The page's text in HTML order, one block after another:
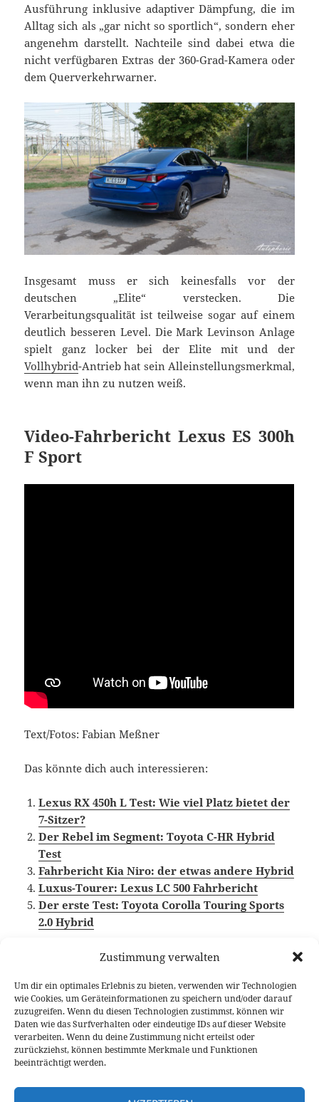
Zustimmung verwalten
Um dir ein optimales Erlebnis zu bieten, verwenden wir Technologien
wie Cookies, um Geräteinformationen zu speichern und/oder darauf
zuzugreifen. Wenn du diesen Technologien zustimmst, können wir
Daten wie das Surfverhalten oder eindeutige IDs auf dieser Website
verarbeiten. Wenn du deine Zustimmung nicht erteilst oder
zurückziehst, können bestimmte Merkmale und Funktionen
beeinträchtigt werden.
Ausführung inklusive adaptiver Dämpfung, die im
Alltag sich als „gar nicht so sportlich“, sondern eher
angenehm darstellt. Nachteile sind dabei etwa die
nicht verfügbaren Extras der 360-Grad-Kamera oder
dem Querverkehrwarner.
Insgesamt muss er sich keinesfalls vor der
deutschen „Elite“ verstecken. Die
Verarbeitungsqualität ist teilweise sogar auf einem
deutlich besseren Level. Die Mark Levinson Anlage
spielt ganz locker bei der Elite mit und der
Vollhybrid-Antrieb hat sein Alleinstellungsmerkmal,
wenn man ihn zu nutzen weiß.
Video-Fahrbericht Lexus ES 300h
F Sport
Text/Fotos: Fabian Meßner
Das könnte dich auch interessieren:
Lexus RX 450h L Test: Wie viel Platz bietet der
7-Sitzer?
Der Rebel im Segment: Toyota C-HR Hybrid
Test
Fahrbericht Kia Niro: der etwas andere Hybrid
Luxus-Tourer: Lexus LC 500 Fahrbericht
Der erste Test: Toyota Corolla Touring Sports
2.0 Hybrid
Veröffentlicht
am
23. August 2019 Autor
Fabian Meßner Kategorien
Fahrberichte
Hybrid,Lexus,Video Fahrbericht
Beitragsnavigation
VORHERIGER
Vorheriger
Beitrag:
Audi RS6 Avant kommt mit 600 PS
erstmals nach Nordamerika